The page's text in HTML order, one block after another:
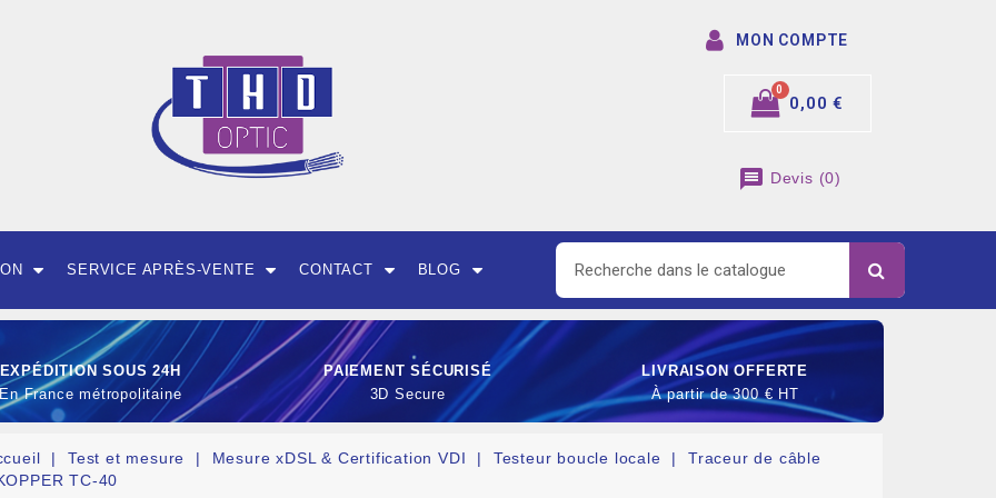
MON COMPTE
0,00 €
message Devis (0)
SERVICE APRÈS-VENTE CONTACT BLOG
EXPÉDITION SOUS 24H
En France métropolitaine
PAIEMENT SÉCURISÉ
3D Secure
LIVRAISON OFFERTE
À partir de 300 € HT
Test et mesure Mesure xDSL & Certification VDI Testeur boucle locale
Traceur de câble
TC-40